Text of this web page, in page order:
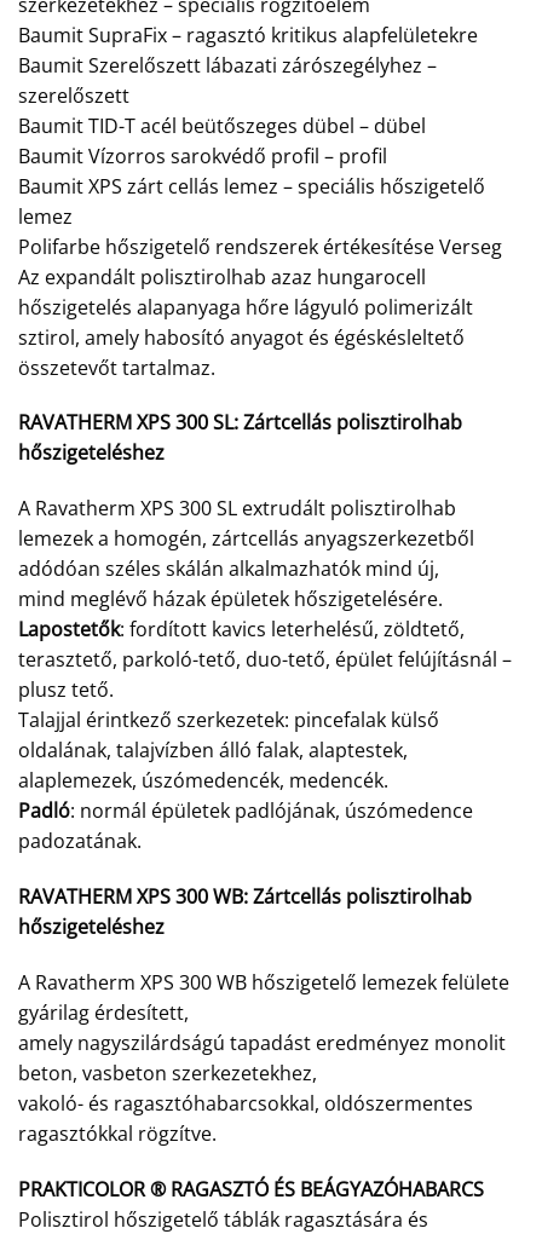
Baumit SupraFix – ragasztó kritikus alapfelületekre
Baumit Szerelőszett lábazati zárószegélyhez –
szerelőszett
Baumit TID-T acél beütőszeges dübel – dübel
Baumit Vízorros sarokvédő profil – profil
Baumit XPS zárt cellás lemez – speciális hőszigetelő
lemez
Polifarbe hőszigetelő rendszerek értékesítése Verseg
Az expandált polisztirolhab azaz hungarocell
hőszigetelés alapanyaga hőre lágyuló polimerizált
sztirol, amely habosító anyagot és égéskésleltető
összetevőt tartalmaz.
RAVATHERM XPS 300 SL:Zártcellás polisztirolhab
hőszigeteléshez
A Ravatherm XPS 300 SL extrudált polisztirolhab
lemezek a homogén, zártcellás anyagszerkezetből
adódóan széles skálán alkalmazhatók mind új,
mind meglévő házak épületek hőszigetelésére.
Lapostetők: fordított kavics leterhelésű, zöldtető,
terasztető, parkoló-tető, duo-tető, épület felújításnál –
plusz tető.
Talajjal érintkező szerkezetek: pincefalak külső
oldalának, talajvízben álló falak, alaptestek,
alaplemezek, úszómedencék, medencék.
Padló: normál épületek padlójának, úszómedence
padozatának.
RAVATHERM XPS 300 WB:Zártcellás polisztirolhab
hőszigeteléshez
A Ravatherm XPS 300 WB hőszigetelő lemezek felülete
gyárilag érdesített,
amely nagyszilárdságú tapadást eredményez monolit
beton, vasbeton szerkezetekhez,
vakoló- és ragasztóhabarcsokkal, oldószermentes
ragasztókkal rögzítve.
PRAKTICOLOR ® RAGASZTÓ ÉS BEÁGYAZÓHABARCS
Polisztirol hőszigetelő táblák ragasztására és